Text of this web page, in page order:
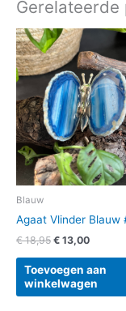
Gerelateerde
Blauw
Agaat Vlinder Blauw
€18,95
prijs
was:
€ 18,95.
€ 13,00
Huidige
is:
€
Toevoegen aan
winkelwagen